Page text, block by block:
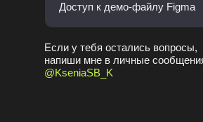
Доступ к демо-файлу Figma
Если у тебя остались вопросы,
напиши мне в личные
@KseniaSB_K